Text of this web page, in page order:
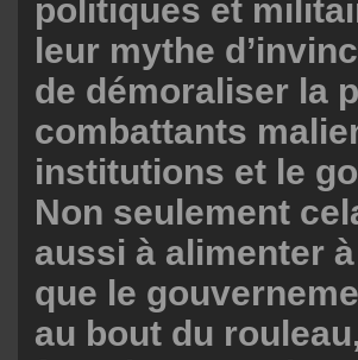
politiques et
leur mythe
de démoraliser la
combattants
institutions et le
Non seulement
aussi à alimenter
que le
au bout du